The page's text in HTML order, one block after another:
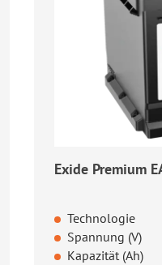
Exide Premium
Technologie
Spannung (V)
Kapazität (Ah)